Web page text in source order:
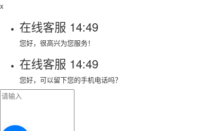
x
在线客服 14:49
您好，很高兴为您服务！
在线客服 14:49
您好，可以留下您的手机电话吗？